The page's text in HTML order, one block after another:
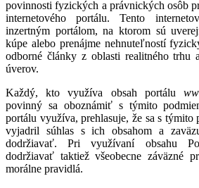
povinnosti fyzických a právnických osôb
internetového portálu. Tento
inzertným portálom, na ktorom sú
kúpe alebo prenájme nehnuteľností
odborné články z oblasti realitného trhu
úverov.
Každý, kto využíva obsah portálu
povinný sa oboznámiť s týmito
portálu využíva, prehlasuje, že sa s týmito
vyjadril súhlas s ich obsahom a
dodržiavať. Pri využívaní obsahu
dodržiavať taktiež všeobecne záväzné
morálne pravidlá.